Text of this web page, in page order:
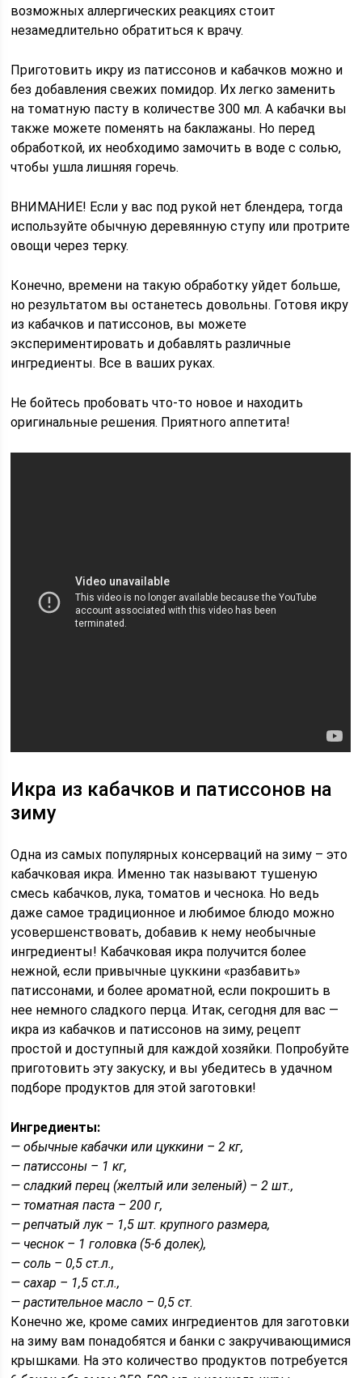
возможных аллергических реакциях стоит
незамедлительно обратиться к врачу.
Приготовить икру из патиссонов и кабачков можно и
без добавления свежих помидор. Их легко заменить
на томатную пасту в количестве 300 мл. А кабачки вы
также можете поменять на баклажаны. Но перед
обработкой, их необходимо замочить в воде с солью,
чтобы ушла лишняя горечь.
ВНИМАНИЕ! Если у вас под рукой нет блендера, тогда
используйте обычную деревянную ступу или протрите
овощи через терку.
Конечно, времени на такую обработку уйдет больше,
но результатом вы останетесь довольны. Готовя икру
из кабачков и патиссонов, вы можете
экспериментировать и добавлять различные
ингредиенты. Все в ваших руках.
Не бойтесь пробовать что-то новое и находить
оригинальные решения. Приятного аппетита!
Икра из кабачков и патиссонов на
зиму
Одна из самых популярных консерваций на зиму – это
кабачковая икра. Именно так называют тушеную
смесь кабачков, лука, томатов и чеснока. Но ведь
даже самое традиционное и любимое блюдо можно
усовершенствовать, добавив к нему необычные
ингредиенты! Кабачковая икра получится более
нежной, если привычные цуккини «разбавить»
патиссонами, и более ароматной, если покрошить в
нее немного сладкого перца. Итак, сегодня для вас —
икра из кабачков и патиссонов на зиму, рецепт
простой и доступный для каждой хозяйки. Попробуйте
приготовить эту закуску, и вы убедитесь в удачном
подборе продуктов для этой заготовки!
Ингредиенты:
— обычные кабачки или цуккини – 2 кг,
— патиссоны – 1 кг,
— сладкий перец (желтый или зеленый) – 2 шт.,
— томатная паста – 200 г,
— репчатый лук – 1,5 шт. крупного размера,
— чеснок – 1 головка (5-6 долек),
— соль – 0,5 ст.л.,
— сахар – 1,5 ст.л.,
— растительное масло – 0,5 ст.
Конечно же, кроме самих ингредиентов для заготовки
на зиму вам понадобятся и банки с закручивающимися
крышками. На это количество продуктов потребуется